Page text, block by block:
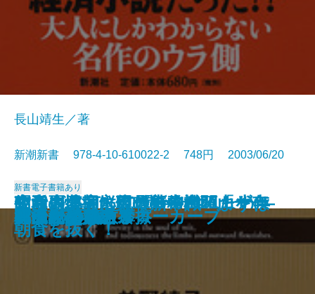
政党崩壊―永田町の失われた十年
―
知らざあ言って聞かせやしょう―
心に響く歌舞伎の名せりふ―
安楽死のできる国
昭和史発掘 幻の特務機関「ヤ
マ」
元気が出る患者学
天皇家の財布
空白の北朝鮮現代史―白頭山を売
った金日成―
山本周五郎のことば
死亡記事を読む
謎解き 少年少女世界の名作
長山靖生／著
新潮新書 978-4-10-610022-2 748円 2003/06/20
新書電子書籍あり
アラブの格言
アメリカ病
時価会計不況
日中ビジネス摩擦
生活習慣病に克つ新常識 まずは
朝食を抜く！
真っ向勝負のスローカーブ
明治天皇を語る
漂流記の魅力
バカの壁
死ぬための教養